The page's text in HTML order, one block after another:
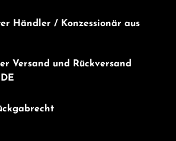
Händler / Konzessionär aus
Versand und Rückversand